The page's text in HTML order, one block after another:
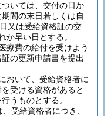
いては、交付の日か
間の末日若しくは自
又は受給資格証の交
か早い日とする。
療費の給付を受けよう
の更新申請書を提出
おいて、受給資格者に
受ける資格があると
うものとする。
受給資格者につき、